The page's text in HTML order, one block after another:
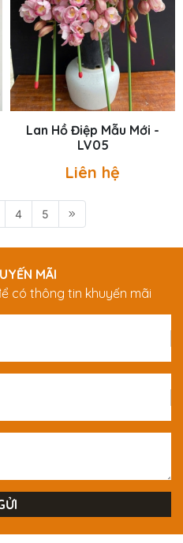
Lan Hồ Điệp Mẫu Mới -
LV05
Liên hệ
4 5
MÃI
có thông tin khuyến mãi